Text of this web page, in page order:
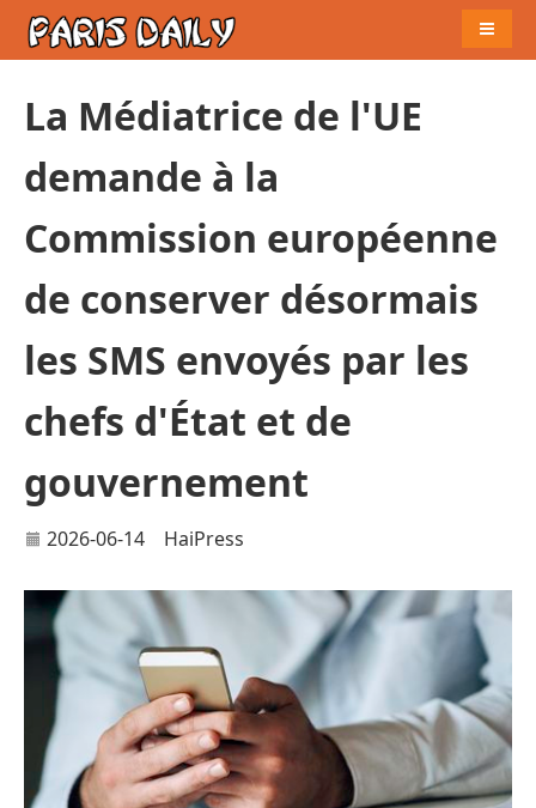
La Médiatrice de l'UE
demande à la
Commission européenne
de conserver désormais
les SMS envoyés par les
chefs d'État et de
gouvernement
2026-06-14 HaiPress